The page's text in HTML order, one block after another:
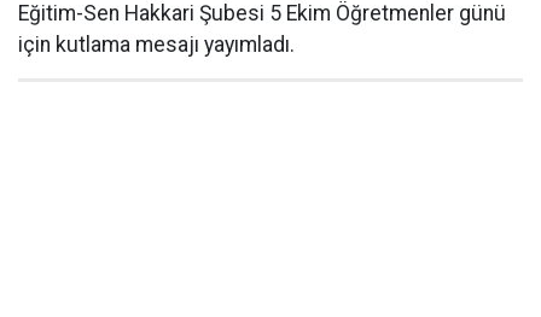
Eğitim-Sen Hakkari Şubesi 5 Ekim Öğretmenler günü
için kutlama mesajı yayımladı.